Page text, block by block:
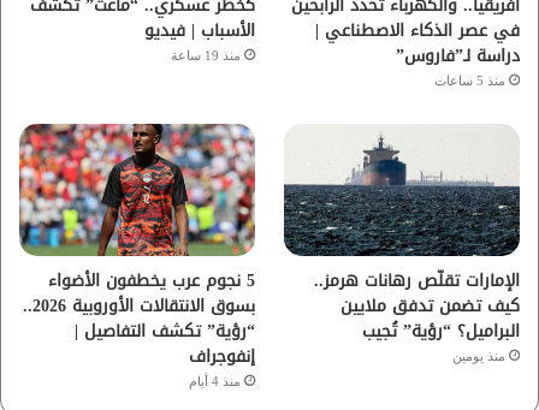
م
في عصر الذكاء الاصطناعي |
دراسة لـ”فاروس”
منذ 5 ساعات
الأسباب | فيديو
منذ 19 ساعة
الإمارات تقلّص رهانات هرمز..
كيف تضمن تدفق ملايين
البراميل؟ “رؤية” تُجيب
منذ يومين
5 نجوم عرب يخطفون الأضواء
بسوق الانتقالات الأوروبية 2026..
“رؤية” تكشف التفاصيل |
إنفوجراف
منذ 4 أيام